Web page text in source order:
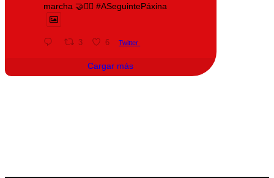
marcha 🤝❤️‍🔥 #ASeguintePáxina
3 6 Twitter
Cargar más